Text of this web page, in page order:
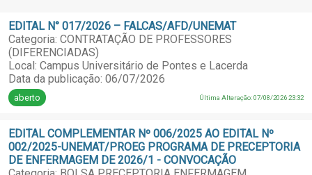
EDITAL N° 017/2026 – FALCAS/AFD/UNEMAT
Categoria: CONTRATAÇÃO DE PROFESSORES
(DIFERENCIADAS)
Local: Campus Universitário de Pontes e Lacerda
Data da publicação: 06/07/2026
aberto Última Alteração: 07/08/2026 23:32
EDITAL COMPLEMENTAR Nº 006/2025 AO EDITAL Nº
002/2025-UNEMAT/PROEG PROGRAMA DE PRECEPTORIA
DE ENFERMAGEM DE 2026/1 - CONVOCAÇÃO